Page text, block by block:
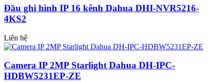
Đầu ghi hình IP 16 kênh Dahua DHI-NVR5216-
4KS2
Liên hệ
Camera IP 2MP Starlight Dahua DH-IPC-
HDBW5231EP-ZE